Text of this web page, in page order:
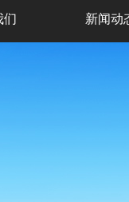
们 新闻动